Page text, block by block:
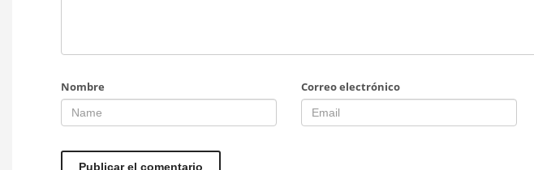
Nombre Correo electrónico